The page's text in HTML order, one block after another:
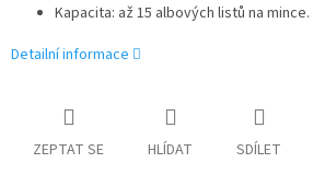
Kapacita: až 15 albových listů na mince.
Detailní informace
ZEPTAT SE HLÍDAT SDÍLET